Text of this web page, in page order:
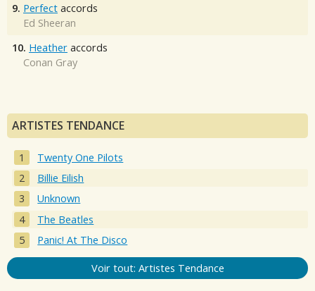
9. Perfect accords
Ed Sheeran
10. Heather accords
Conan Gray
ARTISTES TENDANCE
Twenty One Pilots
Billie Eilish
Unknown
The Beatles
Panic! At The Disco
Voir tout: Artistes Tendance